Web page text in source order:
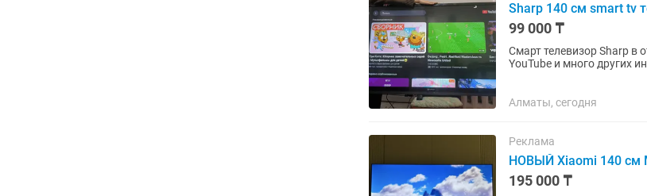
Sharp 140 см smart tv
99 000 ₸
Смарт телевизор Sharp в
YouTube и много других интересных
Алматы, сегодня
Реклама
НОВЫЙ Xiaomi 140 см
195 000 ₸